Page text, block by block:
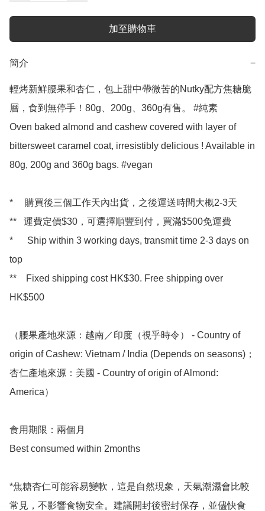
加至購物車
簡介 −
輕烤新鮮腰果和杏仁，包上甜中帶微苦的Nutky配方焦糖脆
層，食到無停手！80g、200g、360g有售。 #純素
Oven baked almond and cashew covered with layer of
bittersweet caramel coat, irresistibly delicious ! Available in
80g, 200g and 360g bags. #vegan
*     購買後三個工作天內出貨，之後運送時間大概2-3天
**   運費定價$30，可選擇順豐到付，買滿$500免運費
*      Ship within 3 working days, transmit time 2-3 days on
top
**    Fixed shipping cost HK$30. Free shipping over
HK$500
（腰果產地來源：越南／印度（視乎時令） - Country of
origin of Cashew: Vietnam / India (Depends on seasons)；
杏仁產地來源：美國 - Country of origin of Almond:
America）
食用期限：兩個月
Best consumed within 2months
*焦糖杏仁可能容易變軟，這是自然現象，天氣潮濕會比較
常見，不影響食物安全。建議開封後密封保存，並儘快食